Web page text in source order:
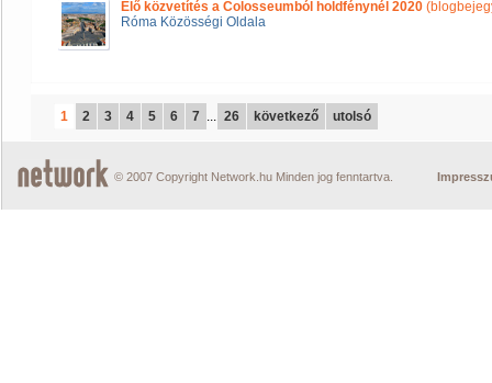
Élő közvetítés a Colosseumból holdfénynél 2020
Róma Közösségi Oldala
1 2 3 4 5 6 7 ... 26 következő utolsó
© 2007 Copyright Network.hu Minden jog fenntartva.